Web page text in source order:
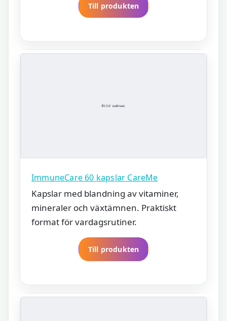
Till produkten
ImmuneCare 60 kapslar CareMe
Kapslar med blandning av vitaminer,
mineraler och växtämnen. Praktiskt
format för vardagsrutiner.
Till produkten